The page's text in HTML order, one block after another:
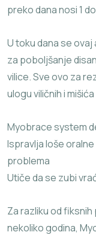
preko dana nosi 1
U toku dana se
za poboljšanje
vilice. Sve ovo za
ulogu viličnih i mišića
Myobrace system
Ispravlja loše
problema
Utiče da se zubi
Za razliku od
nekoliko godina,